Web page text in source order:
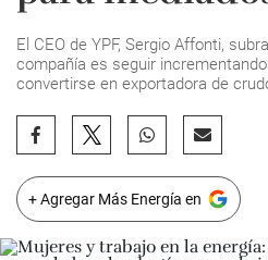
El CEO de YPF, Sergio Affonti,
compañía es seguir
convertirse en exportadora de
+ Agregar Más Energía en